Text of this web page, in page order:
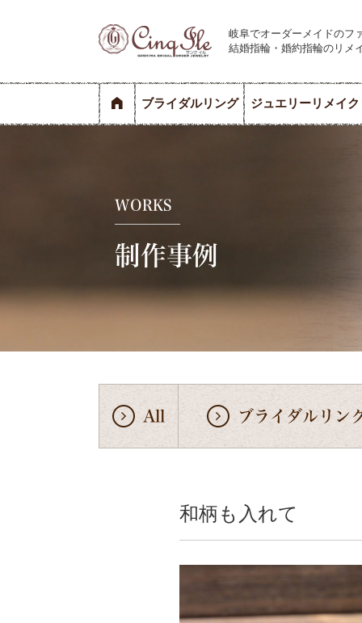
岐阜でオーダーメイドのフ
結婚指輪・婚約指輪のリメ
ブライダルリング ジュエリーリメイク
WORKS
制作事例
All ブライダルリン
和柄も入れて